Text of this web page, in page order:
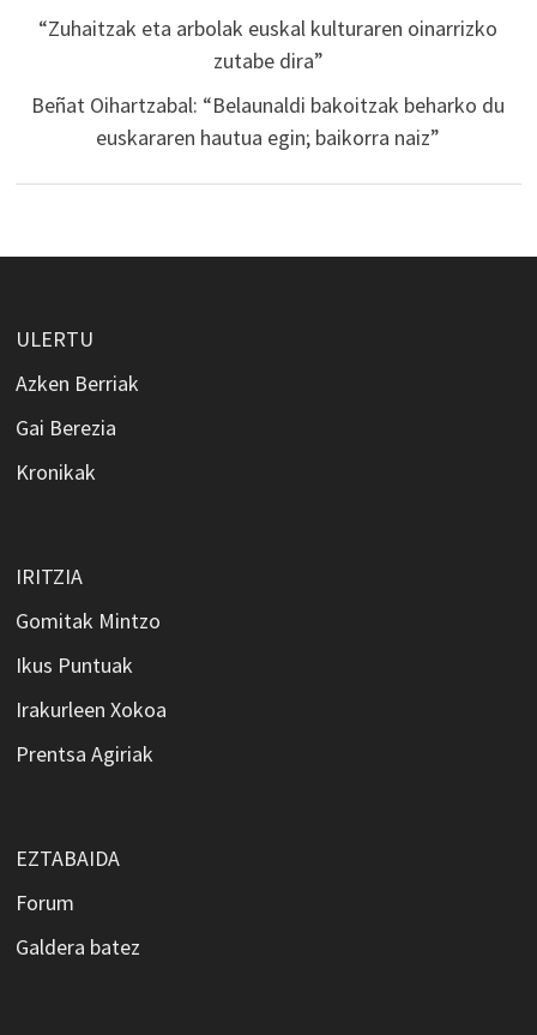
“Zuhaitzak eta arbolak euskal kulturaren oinarrizko
zutabe dira”
Beñat Oihartzabal: “Belaunaldi bakoitzak beharko du
euskararen hautua egin; baikorra naiz”
ULERTU
Azken Berriak
Gai Berezia
Kronikak
IRITZIA
Gomitak Mintzo
Ikus Puntuak
Irakurleen Xokoa
Prentsa Agiriak
EZTABAIDA
Forum
Galdera batez